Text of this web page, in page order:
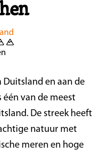
Duitsland en aan de
van de meest
De streek heeft
natuur met
meren en hoge